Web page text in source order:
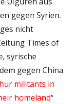
gegen Syrien.
nicht
Times of
syrische
gegen China
militants in
homeland“